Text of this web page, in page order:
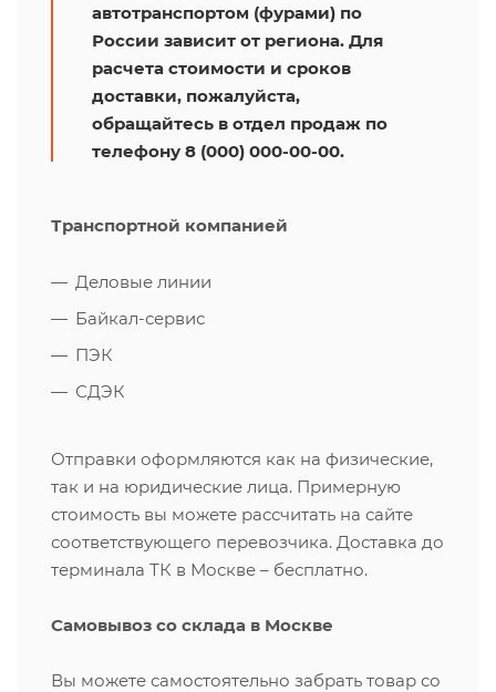
автотранспортом (фурами) по
России зависит от региона. Для
расчета стоимости и сроков
доставки, пожалуйста,
обращайтесь в отдел продаж по
телефону 8 (000) 000-00-00.
Транспортной компанией
Деловые линии
Байкал-сервис
ПЭК
СДЭК
Отправки оформляются как на физические,
так и на юридические лица. Примерную
стоимость вы можете рассчитать на сайте
соответствующего перевозчика. Доставка до
терминала ТК в Москве – бесплатно.
Самовывоз со склада в Москве
Вы можете самостоятельно забрать товар со